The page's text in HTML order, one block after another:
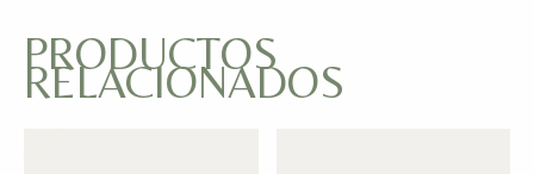
PRODUCTOS
RELACIONADOS